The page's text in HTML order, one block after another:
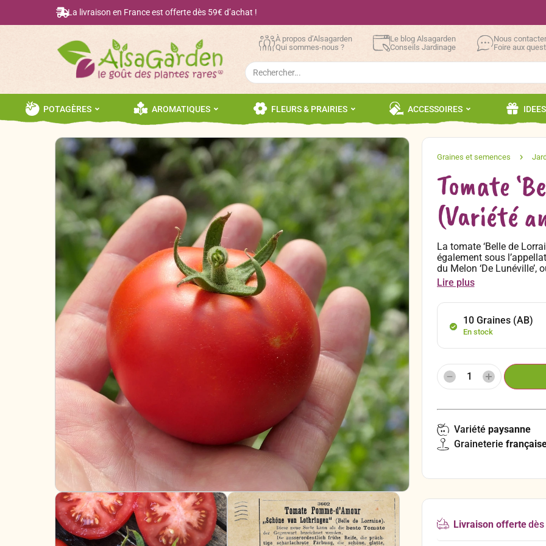
La livraison en France est offerte dès 59€ d’achat !
À propos d’Alsagarden
Qui sommes-nous ?
Le blog Alsagarden
Conseils Jardinage
Nous contacter
Foire aux
Search
for:
POTAGÈRES AROMATIQUES FLEURS & PRAIRIES ACCESSOIRES
Tomate
(Variété
La tomate ‘Belle de
également sous
du Melon ‘De Lunéville’,
‘Belle de Lorraine’ est
France qui a presque
C’est une variété
grammes) aux fruits
acidulée.
Lire plus
10 Graines (AB)
En stock
Variété paysanne
Graineterie
Livraison offertedès